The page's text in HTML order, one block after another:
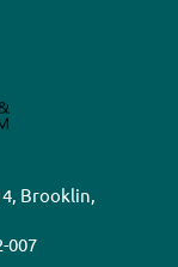
Brooklin,
007